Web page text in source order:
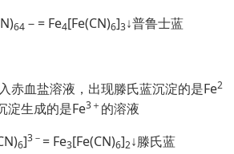
64 －= Fe4[Fe(CN)6]3↓普鲁士蓝
赤血盐溶液，出现滕氏蓝沉淀的是Fe2
淀生成的是Fe3＋ 的溶液
6]3－ = Fe3[Fe(CN)6]2↓滕氏蓝